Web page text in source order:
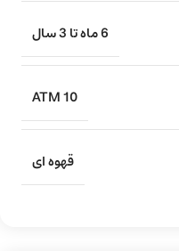
6 ماه تا 3 سال
10 ATM
قهوه ای